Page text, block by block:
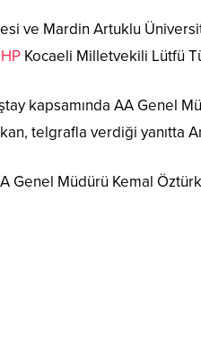
ve Mardin Artuklu
Kocaeli Milletvekili Lütfü
kapsamında AA Genel
telgrafla verdiği yanıtta
Genel Müdürü Kemal